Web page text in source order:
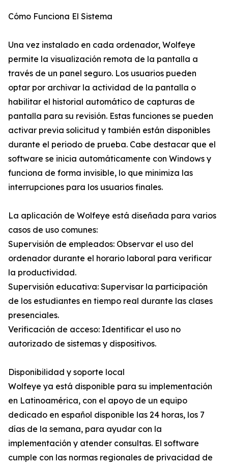
Cómo Funciona El Sistema
Una vez instalado en cada ordenador, Wolfeye
permite la visualización remota de la pantalla a
través de un panel seguro. Los usuarios pueden
optar por archivar la actividad de la pantalla o
habilitar el historial automático de capturas de
pantalla para su revisión. Estas funciones se pueden
activar previa solicitud y también están disponibles
durante el periodo de prueba. Cabe destacar que el
software se inicia automáticamente con Windows y
funciona de forma invisible, lo que minimiza las
interrupciones para los usuarios finales.
La aplicación de Wolfeye está diseñada para varios
casos de uso comunes:
Supervisión de empleados: Observar el uso del
ordenador durante el horario laboral para verificar
la productividad.
Supervisión educativa: Supervisar la participación
de los estudiantes en tiempo real durante las clases
presenciales.
Verificación de acceso: Identificar el uso no
autorizado de sistemas y dispositivos.
Disponibilidad y soporte local
Wolfeye ya está disponible para su implementación
en Latinoamérica, con el apoyo de un equipo
dedicado en español disponible las 24 horas, los 7
días de la semana, para ayudar con la
implementación y atender consultas. El software
cumple con las normas regionales de privacidad de